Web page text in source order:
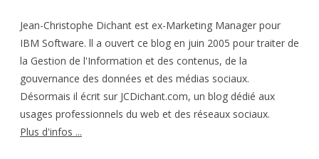
publications
Jean-Christophe Dichant est ex-Marketing Manager pour
IBM Software. ll a ouvert ce blog en juin 2005 pour traiter de
la Gestion de l'Information et des contenus, de la
gouvernance des données et des médias sociaux.
Désormais il écrit sur JCDichant.com, un blog dédié aux
usages professionnels du web et des réseaux sociaux.
Plus d'infos ...